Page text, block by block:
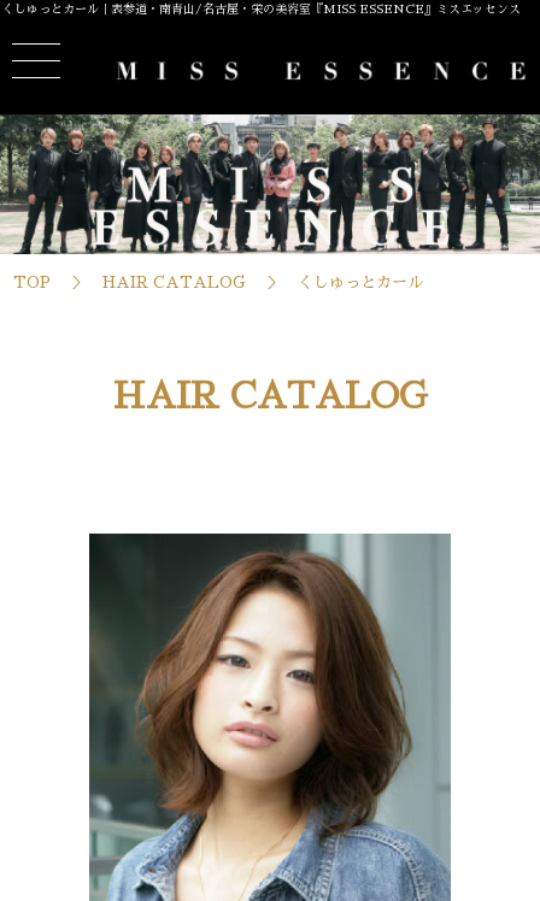
くしゅっとカール｜表参道・南青山/名古屋・栄の美容室『MISS ESSENCE』ミスエッセンス
TOP HAIR CATALOG くしゅっとカール
HAIR CATALOG